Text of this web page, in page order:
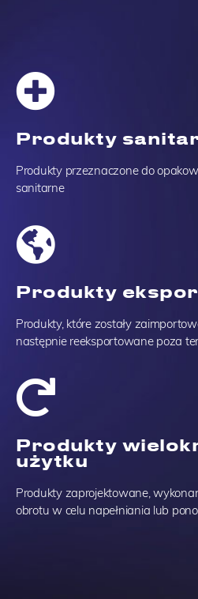
Produkty
Produkty przeznaczone do
sanitarne
Produkty
Produkty, które zostały
następnie reeksportowane poza
Produkty
użytku
Produkty zaprojektowane,
obrotu w celu napełniania lub